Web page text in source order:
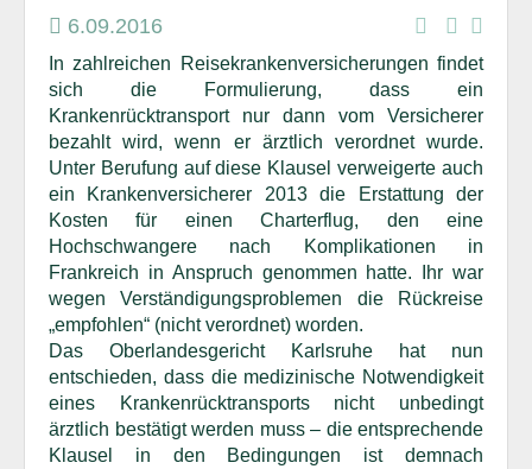
6.09.2016
In zahlreichen Reisekrankenversicherungen findet
sich die Formulierung, dass ein
Krankenrücktransport nur dann vom Versicherer
bezahlt wird, wenn er ärztlich verordnet wurde.
Unter Berufung auf diese Klausel verweigerte auch
ein Krankenversicherer 2013 die Erstattung der
Kosten für einen Charterflug, den eine
Hochschwangere nach Komplikationen in
Frankreich in Anspruch genommen hatte. Ihr war
wegen Verständigungsproblemen die Rückreise
„empfohlen“ (nicht verordnet) worden.
Das Oberlandesgericht Karlsruhe hat nun
entschieden, dass die medizinische Notwendigkeit
eines Krankenrücktransports nicht unbedingt
ärztlich bestätigt werden muss – die entsprechende
Klausel in den Bedingungen ist demnach